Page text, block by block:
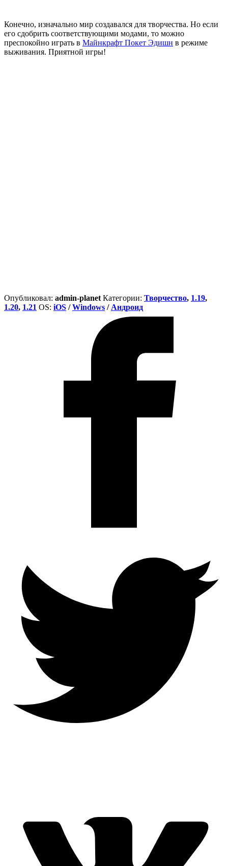
Конечно, изначально мир создавался для творчества. Но если
его сдобрить соответствующими модами, то можно
преспокойно играть в Майнкрафт Покет Эдишн в режиме
выживания. Приятной игры!
Опубликовал: admin-planet Категории: Творчество, 1.19,
1.20, 1.21 ОS: iOS /Windows / Андроид